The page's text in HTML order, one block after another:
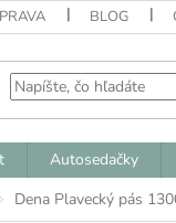
BLOG
Autosedačky
Dena Plavecký pás